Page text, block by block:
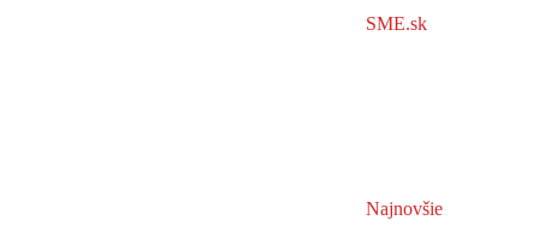
SME.sk
Najnovšie